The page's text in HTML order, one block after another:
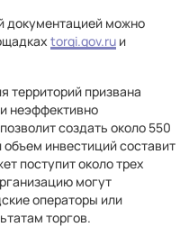
документацией можно
torgi.gov.ru и
территорий призвана
неэффективно
создать около 550
инвестиций составит
поступит около трех
могут
операторы или
торгов.